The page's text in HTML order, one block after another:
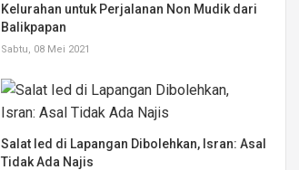
Kelurahan untuk Perjalanan Non Mudik dari
Balikpapan
Sabtu, 08 Mei 2021
Salat Ied di Lapangan Dibolehkan, Isran: Asal
Tidak Ada Najis